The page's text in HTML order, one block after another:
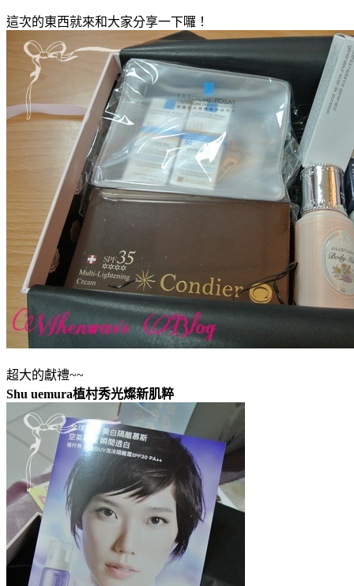
這次的東西就來和大家分享一下囉！
超大的獻禮~~
Shu uemura植村秀光燦新肌粹